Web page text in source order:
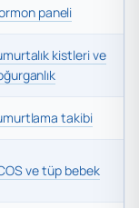
paneli
kistleri ve
takibi
ve tüp bebek